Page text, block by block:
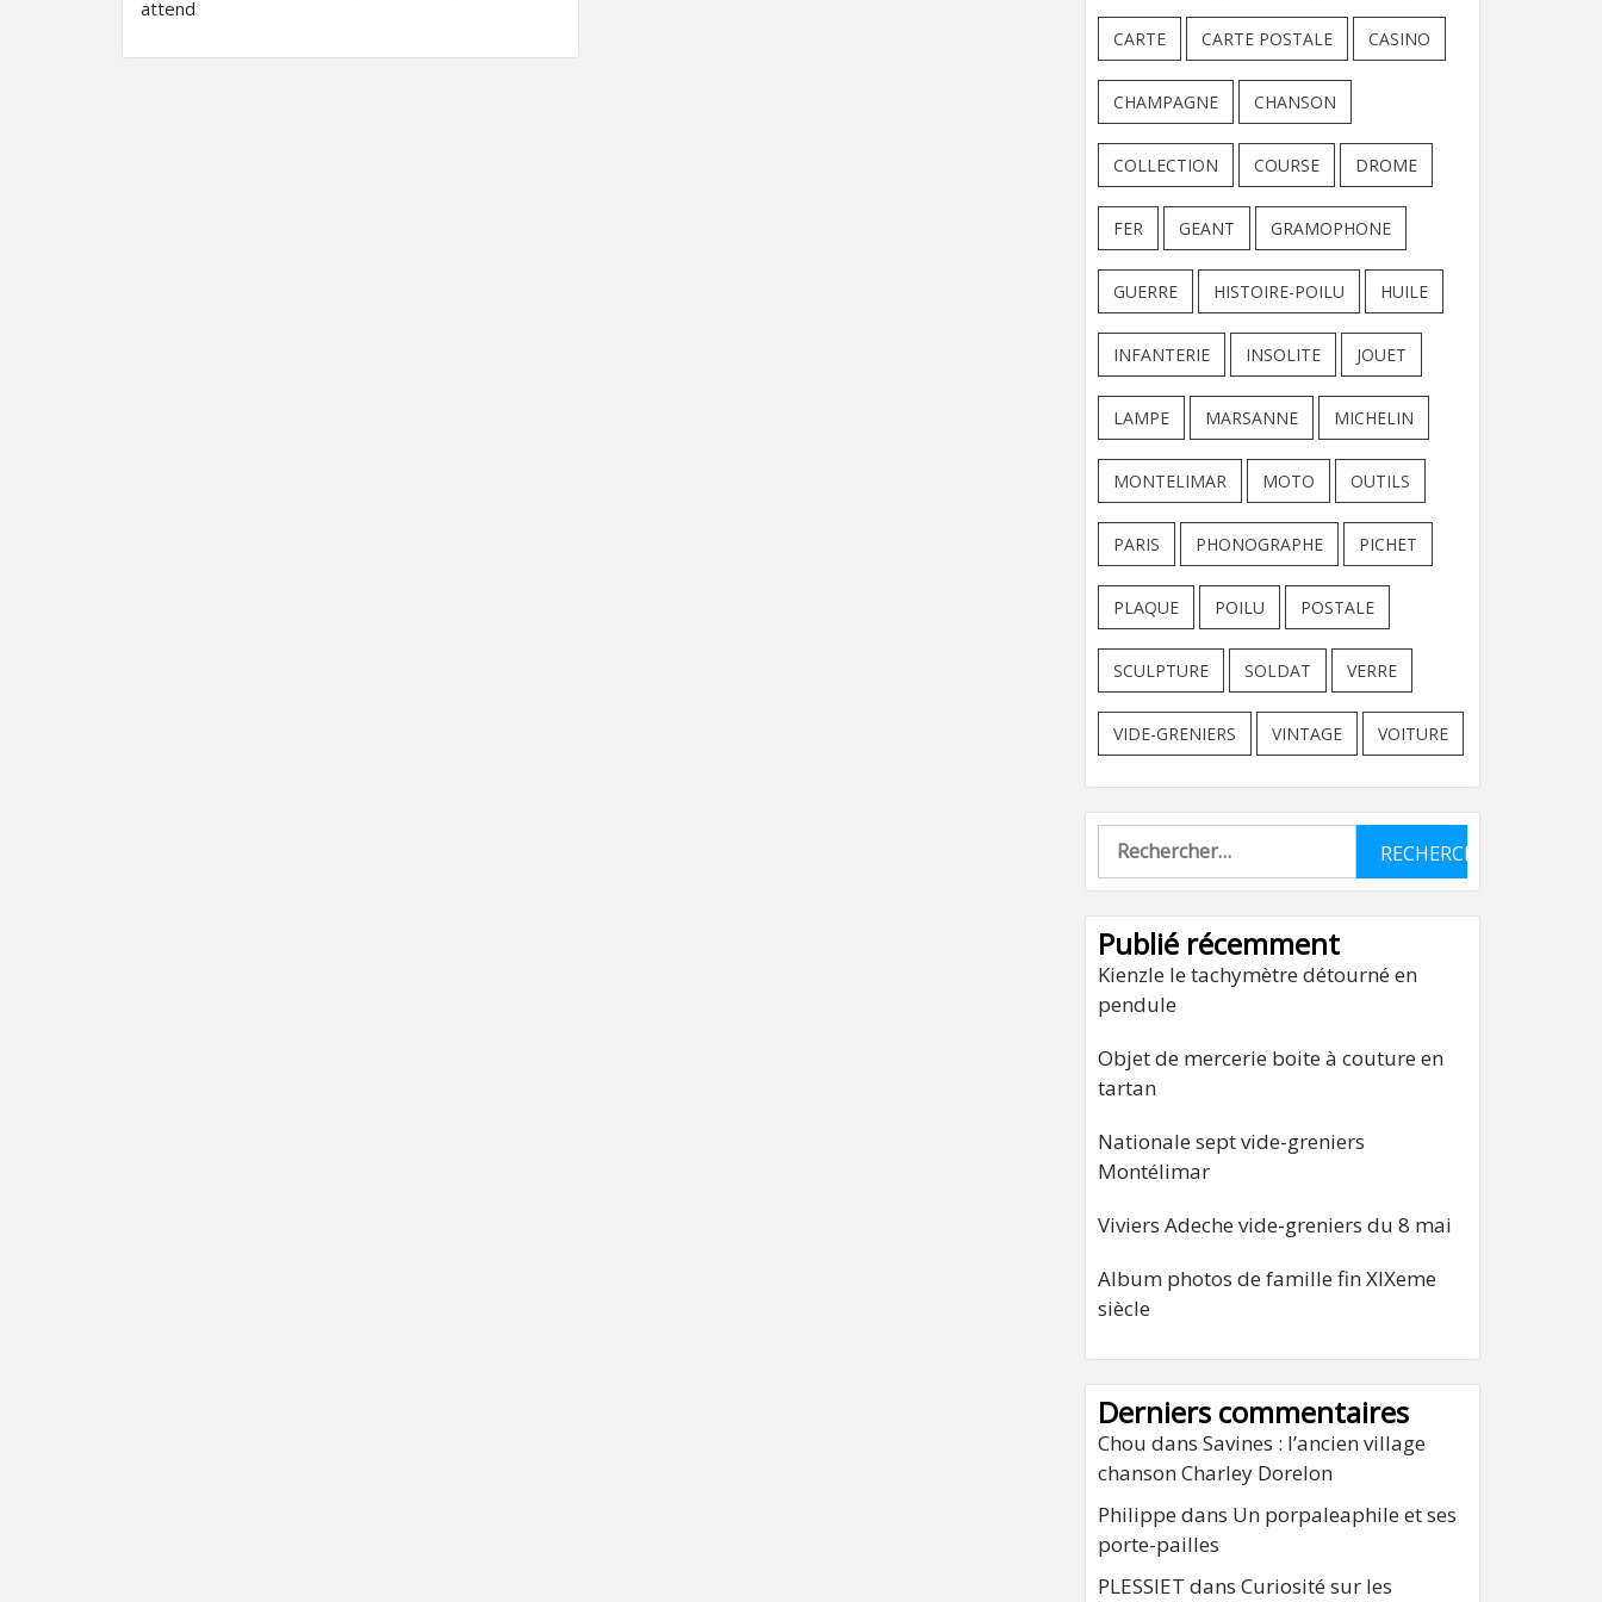
attend
CARTE CARTE POSTALE CASINO
CHAMPAGNE CHANSON
COLLECTION COURSE DROME
FER GEANT GRAMOPHONE
GUERRE HISTOIRE-POILU HUILE
INFANTERIE INSOLITE JOUET
LAMPE MARSANNE MICHELIN
MONTELIMAR MOTO OUTILS
PARIS PHONOGRAPHE PICHET
PLAQUE POILU POSTALE
SCULPTURE SOLDAT VERRE
VIDE-GRENIERS VINTAGE VOITURE
Rechercher :
Publié récemment
Kienzle le tachymètre détourné en
pendule
Objet de mercerie boite à couture en
tartan
Nationale sept vide-greniers
Montélimar
Viviers Adeche vide-greniers du 8 mai
Album photos de famille fin XIXeme
siècle
Derniers commentaires
Chou dans Savines : l’ancien village
chanson Charley Dorelon
Philippe dans Un porpaleaphile et ses
porte-pailles
PLESSIET dans Curiosité sur les